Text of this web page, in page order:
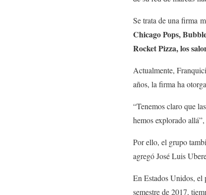
Se trata de una firma
Chicago Pops,
Rocket Pizza, los
Actualmente,
años, la firma ha
“Tenemos claro que
hemos explorado
Por ello, el grupo
agregó José Luis
En Estados Unidos, el
semestre de 2017,